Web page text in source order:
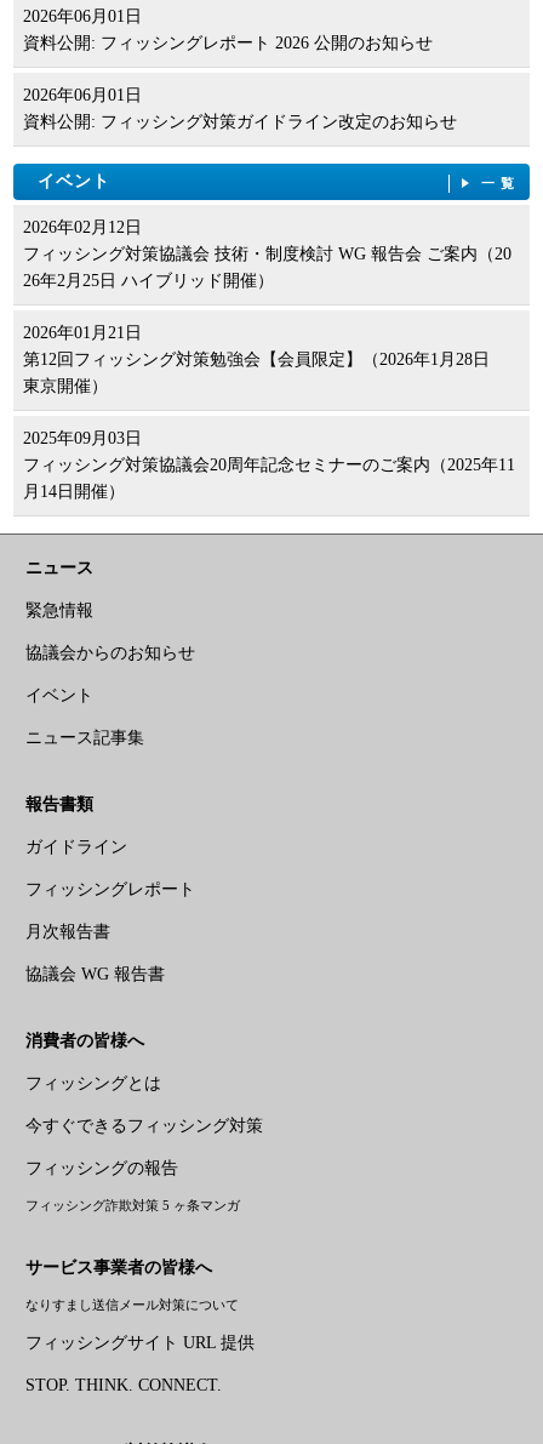
2026年06月01日
資料公開: フィッシングレポート 2026 公開のお知らせ
2026年06月01日
資料公開: フィッシング対策ガイドライン改定のお知らせ
イベント 一覧
2026年02月12日
フィッシング対策協議会 技術・制度検討 WG 報告会 ご案内（20
26年2月25日 ハイブリッド開催）
2026年01月21日
第12回フィッシング対策勉強会【会員限定】（2026年1月28日
東京開催）
2025年09月03日
フィッシング対策協議会20周年記念セミナーのご案内（2025年11
月14日開催）
ニュース
緊急情報
協議会からのお知らせ
イベント
ニュース記事集
報告書類
ガイドライン
フィッシングレポート
月次報告書
協議会 WG 報告書
消費者の皆様へ
フィッシングとは
今すぐできるフィッシング対策
フィッシングの報告
フィッシング詐欺対策 5 ヶ条マンガ
サービス事業者の皆様へ
なりすまし送信メール対策について
フィッシングサイト URL 提供
STOP. THINK. CONNECT.